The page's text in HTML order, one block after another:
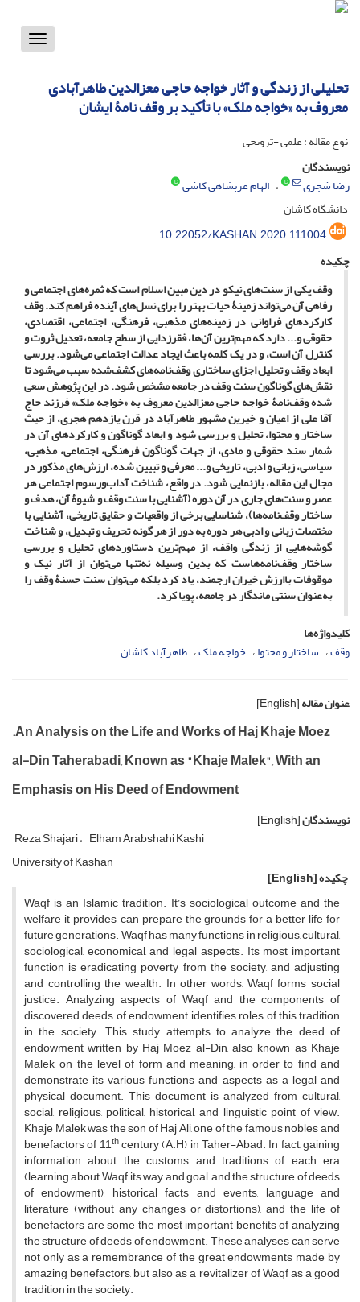
Toggle
تحلیلی از زندگی و آثار خواجه حاجی معزالدین طاهرآبادی
معروف به «خواجه ملک» با تأکید بر وقف نامۀ ایشان
نوع مقاله : علمی -ترویجی
نویسندگان
رضا شجری
الهام عربشاهی کاشی
دانشگاه کاشان
10.22052/KASHAN.2020.111004
چکیده
وقف یکی از سنت‌های نیکو در دین مبین اسلام است که ثمره‌های اجتماعی و
رفاهی آن می‌تواند زمینۀ حیات بهتر را برای نسل‌های آینده فراهم کند. وقف
کارکردهای فراوانی در زمینه‌های مذهبی، فرهنگی، اجتماعی، اقتصادی،
حقوقی و... دارد که مهم‌ترین آن‌ها، فقرزدایی از سطح جامعه، تعدیل ثروت و
کنترل آن است، و در یک کلمه باعث ایجاد عدالت اجتماعی می‌شود. بررسی
ابعاد وقف و تحلیل اجزای ساختاری وقف‌نامه‌های کشف‌شده سبب می‌شود تا
نقش‌های گوناگون سنت وقف در جامعه مشخص شود. در این پژوهش سعی
شده وقف‌نامۀ خواجه حاجی معزالدین معروف به «خواجه ملک» فرزند حاج
آقا علی از اعیان و خیرین مشهور طاهرآباد در قرن یازدهم هجری، از حیث
ساختار و محتوا، تحلیل و بررسی شود و ابعاد گوناگون و کارکردهای آن در
شمار سند حقوقی و مادی، از جهات گوناگون فرهنگی، اجتماعی، مذهبی،
سیاسی، زبانی و ادبی، تاریخی و... معرفی و تبیین شده، ارزش‌های مذکور در
مجال این مقاله، بازنمایی شود. در واقع، شناخت آداب‌ورسوم اجتماعی هر
عصر و سنت‌های جاری در آن دوره (آشنایی با سنت وقف و شیوۀ آن، هدف و
ساختار وقف‌نامه‌ها)، شناسایی برخی از واقعیات و حقایق تاریخی، آشنایی با
مختصات زبانی و ادبی هر دوره به دور از هر گونه تحریف و تبدیل، و شناخت
گوشه‌هایی از زندگی واقف، از مهم‌ترین دستاوردهای تحلیل و بررسی
ساختار وقف‌نامه‌هاست که بدین وسیله نه‌تنها می‌توان از آثار نیک و
موقوفات باارزش خیران ارجمند، یاد کرد بلکه می‌توان سنت حسنۀ وقف را
به‌عنوان سنتی ماندگار در جامعه، پویا کرد.
کلیدواژه‌ها
وقف ساختار و محتوا خواجه ملک طاهرآباد کاشان
عنوان مقاله[English]
.An Analysis on the Life and Works of Haj Khaje Moez
al-Din Taherabadi, Known as "Khaje Malek", With an
Emphasis on His Deed of Endowment
نویسندگان[English]
Reza Shajari Elham Arabshahi Kashi
University of Kashan
چکیده[English]
Waqf is an Islamic tradition. It’s sociological outcome and the
welfare it provides, can prepare the grounds for a better life for
future generations. Waqf has many functions in religious, cultural,
sociological, economical, and legal aspects. Its most important
function is eradicating poverty from the society, and adjusting
and controlling the wealth. In other words, Waqf forms social
justice. Analyzing aspects of Waqf and the components of
discovered deeds of endowment, identifies roles of this tradition
in the society. This study attempts to analyze the deed of
endowment written by Haj Moez al-Din, also known as Khaje
Malek, on the level of form and meaning, in order to find and
demonstrate its various functions and aspects as a legal and
physical document. This document is analyzed from cultural,
social, religious, political, historical, and linguistic point of view.
Khaje Malek was the son of Haj Ali, one of the famous nobles and
benefactors of 11thcentury (A.H) in Taher-Abad. In fact, gaining
information about the customs and traditions of each era
(learning about Waqf, its way and goal, and the structure of deeds
of endowment), historical facts and events, language and
literature (without any changes or distortions), and the life of
benefactors are some the most important benefits of analyzing
the structure of deeds of endowment. These analyses can serve
not only as a remembrance of the great endowments made by
amazing benefactors, but also as a revitalizer of Waqf as a good
tradition in the society.